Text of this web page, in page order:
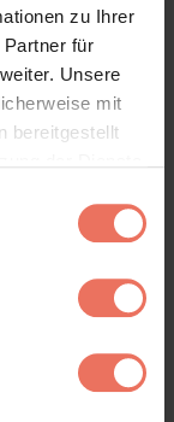
zu Ihrer
für
Unsere
mit
bereitgestellt
nutzen.